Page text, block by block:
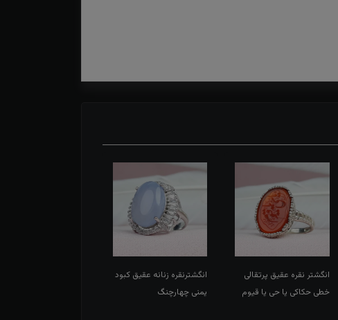
انگشتر نقره عقیق پرتقالی
خطی حکاکی یا حی یا قیوم
انگشترنقره زنانه عقیق کبود
یمنی چهارچنگ